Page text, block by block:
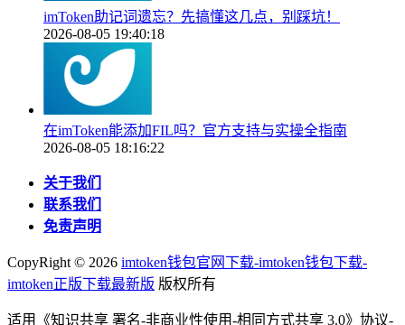
imToken助记词遗忘？先搞懂这几点，别踩坑！
2026-08-05 19:40:18
在imToken能添加FIL吗？官方支持与实操全指南
2026-08-05 18:16:22
关于我们
联系我们
免责声明
CopyRight © 2026 imtoken钱包官网下载-imtoken钱包下载-
imtoken正版下载最新版 版权所有
适用《知识共享 署名-非商业性使用-相同方式共享 3.0》协议-